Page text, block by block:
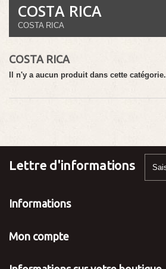
COSTA RICA
COSTA RICA
COSTA RICA
Il n'y a aucun produit dans cette catégorie.
Lettre d'informations
Informations
Mon compte